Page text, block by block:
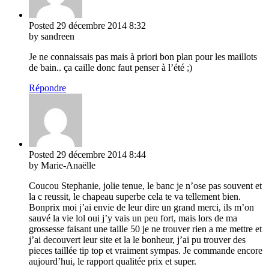
Posted 29 décembre 2014 8:32
by sandreen
Je ne connaissais pas mais à priori bon plan pour les maillots
de bain.. ça caille donc faut penser à l’été ;)
Répondre
Posted 29 décembre 2014 8:44
by Marie-Anaëlle
Coucou Stephanie, jolie tenue, le banc je n’ose pas souvent et
la c reussit, le chapeau superbe cela te va tellement bien.
Bonprix moi j’ai envie de leur dire un grand merci, ils m’on
sauvé la vie lol oui j’y vais un peu fort, mais lors de ma
grossesse faisant une taille 50 je ne trouver rien a me mettre et
j’ai decouvert leur site et la le bonheur, j’ai pu trouver des
pieces taillée tip top et vraiment sympas. Je commande encore
aujourd’hui, le rapport qualitée prix et super.